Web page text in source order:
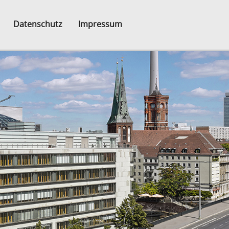
Datenschutz Impressum